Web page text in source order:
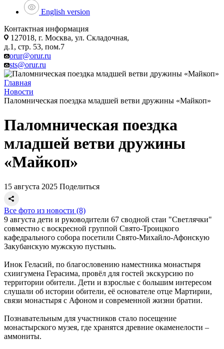
English version
Контактная информация
127018, г. Москва, ул. Складочная,
д.1, стр. 53, пом.7
orur@orur.ru
sts@orur.ru
Главная
Новости
Паломническая поездка младшей ветви дружины «Майкоп»
Паломническая поездка
младшей ветви дружины
«Майкоп»
15 августа 2025 Поделиться
Все фото из новости (8)
9 августа дети и руководители 67 сводной стаи "Светлячки"
совместно с воскресной группой Свято-Троицкого
кафедрального собора посетили Свято-Михайло-Афонскую
Закубанскую мужскую пустынь.
Инок Геласий, по благословению наместника монастыря
схиигумена Герасима, провёл для гостей экскурсию по
территории обители. Дети и взрослые с большим интересом
слушали об истории обители, её основателе отце Мартирии,
связи монастыря с Афоном и современной жизни братии.
Познавательным для участников стало посещение
монастырского музея, где хранятся древние окаменелости –
аммониты.